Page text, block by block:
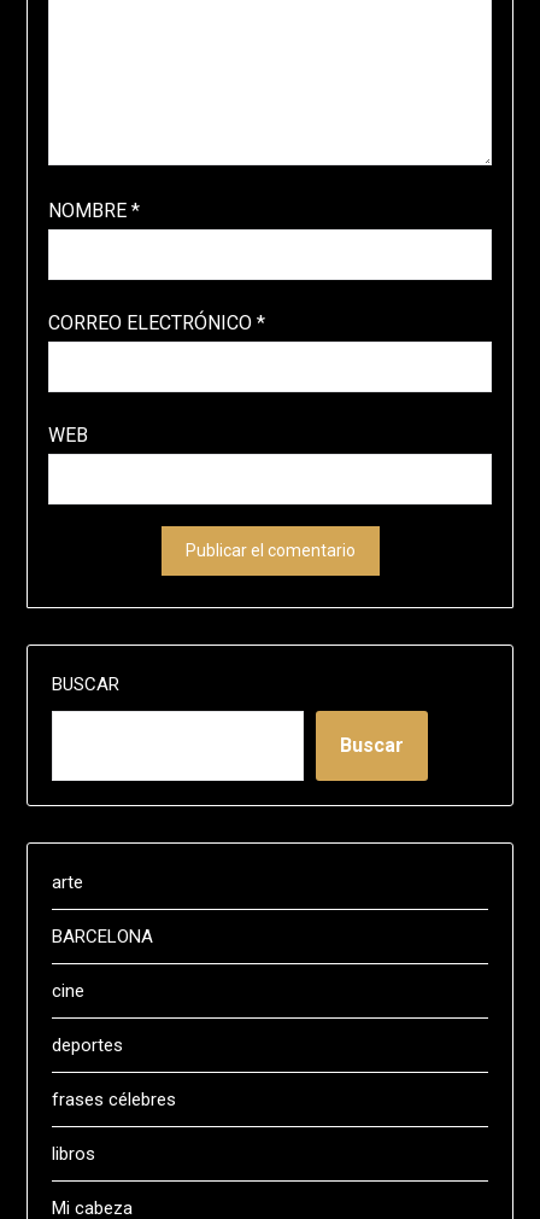
NOMBRE *
CORREO ELECTRÓNICO *
WEB
BUSCAR
Buscar
arte
BARCELONA
cine
deportes
frases célebres
libros
Mi cabeza